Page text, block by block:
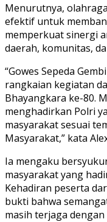
Menurutnya,
efektif untuk
memperkuat sinergi
daerah, komunitas,
“Gowes Sepeda
rangkaian kegiatan
Bhayangkara ke-80.
menghadirkan Polri
masyarakat sesuai
Masyarakat,” kata
Ia mengaku
masyarakat yang
Kehadiran peserta
bukti bahwa
masih terjaga dengan